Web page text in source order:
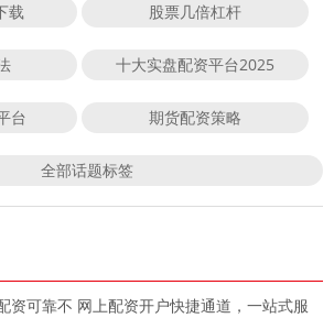
载 股票几倍杠杆
十大实盘配资平台2025
台 期货配资策略
全部话题标签
资可靠不 网上配资开户快捷通道，一站式服